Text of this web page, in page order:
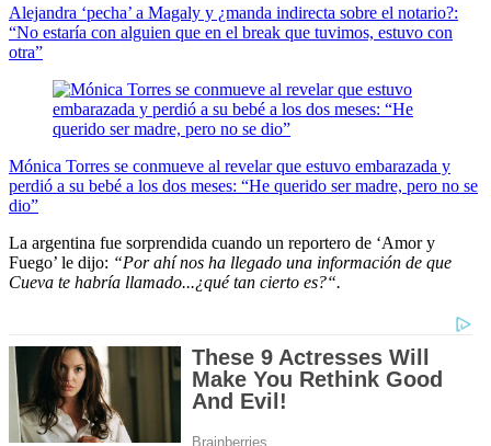
Alejandra ‘pecha’ a Magaly y ¿manda indirecta sobre el notario?:
“No estaría con alguien que en el break que tuvimos, estuvo con
otra”
Mónica Torres se conmueve al revelar que estuvo embarazada y
perdió a su bebé a los dos meses: “He querido ser madre, pero no se
dio”
La argentina fue sorprendida cuando un reportero de ‘Amor y
Fuego’ le dijo: “Por ahí nos ha llegado una información de que
Cueva te habría llamado...¿qué tan cierto es?“.